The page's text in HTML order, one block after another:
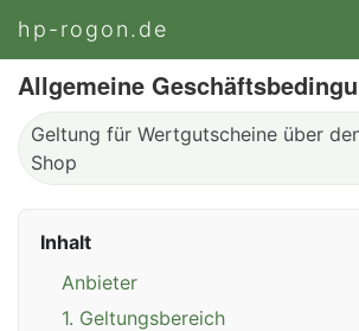
hp-rogon.de
Allgemeine
Geltung für Wertgutscheine über
Shop
Inhalt
Anbieter
1. Geltungsbereich